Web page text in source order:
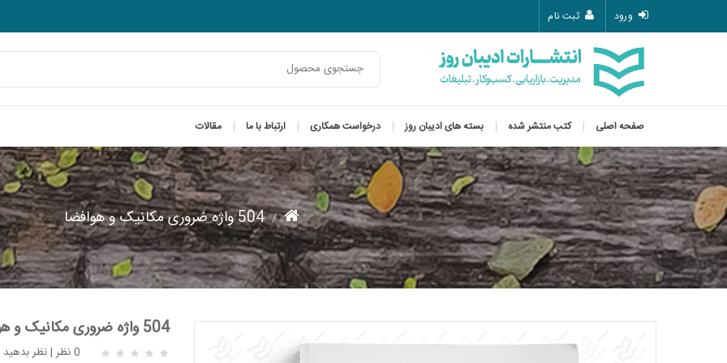
ورود ثبت نام
صفحه اصلی کتب منتشر شده بسته های ادیبان روز درخواست همکاری ارتباط با ما مقالات
504 واژه ضروری مکانیک و هوافضا
504 واژه ضروری مکانیک و هوافضا
0 نظر |نظر بدهید